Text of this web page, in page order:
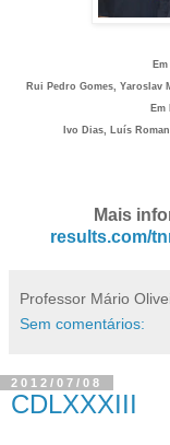
Rui Pedro Gomes, Yaroslav
Ivo Dias, Luís
Mais
results.com/
Professor Mário
Sem comentários:
2012/07/08
CDLXXXIII